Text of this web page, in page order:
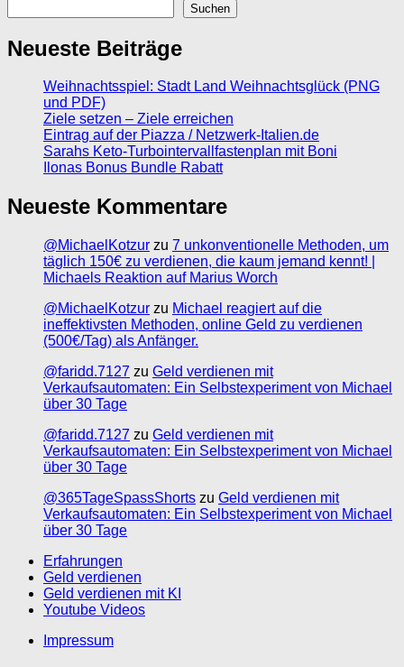
Suchen
Neueste Beiträge
Weihnachtsspiel: Stadt Land Weihnachtsglück (PNG
und PDF)
Ziele setzen – Ziele erreichen
Eintrag auf der Piazza / Netzwerk-Italien.de
Sarahs Keto-Turbointervallfastenplan mit Boni
Ilonas Bonus Bundle Rabatt
Neueste Kommentare
@MichaelKotzur zu 7 unkonventionelle Methoden, um
täglich 150€ zu verdienen, die kaum jemand kennt! |
Michaels Reaktion auf Marius Worch
@MichaelKotzur zu Michael reagiert auf die
ineffektivsten Methoden, online Geld zu verdienen
(500€/Tag) als Anfänger.
@faridd.7127 zu Geld verdienen mit
Verkaufsautomaten: Ein Selbstexperiment von Michael
über 30 Tage
@faridd.7127 zu Geld verdienen mit
Verkaufsautomaten: Ein Selbstexperiment von Michael
über 30 Tage
@365TageSpassShorts zu Geld verdienen mit
Verkaufsautomaten: Ein Selbstexperiment von Michael
über 30 Tage
Erfahrungen
Geld verdienen
Geld verdienen mit KI
Youtube Videos
Impressum